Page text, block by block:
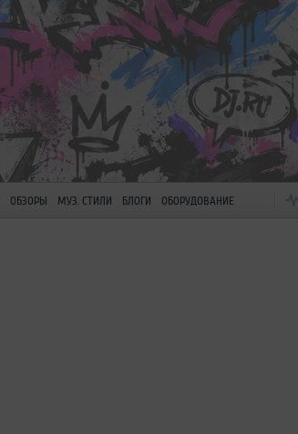
ОБЗОРЫ МУЗ. СТИЛИ БЛОГИ ОБОРУДОВАНИЕ